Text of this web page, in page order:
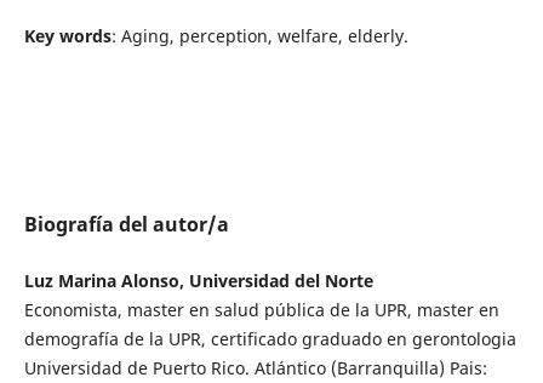
Key words: Aging, perception, welfare, elderly.
Biografía del autor/a
Luz Marina Alonso, Universidad del Norte
Economista, master en salud pública de la UPR, master en
demografía de la UPR, certificado graduado en gerontologia
Universidad de Puerto Rico. Atlántico (Barranquilla) Pais: